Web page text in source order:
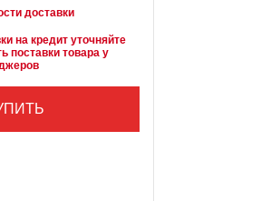
доставки
на кредит уточняйте
поставки товара у